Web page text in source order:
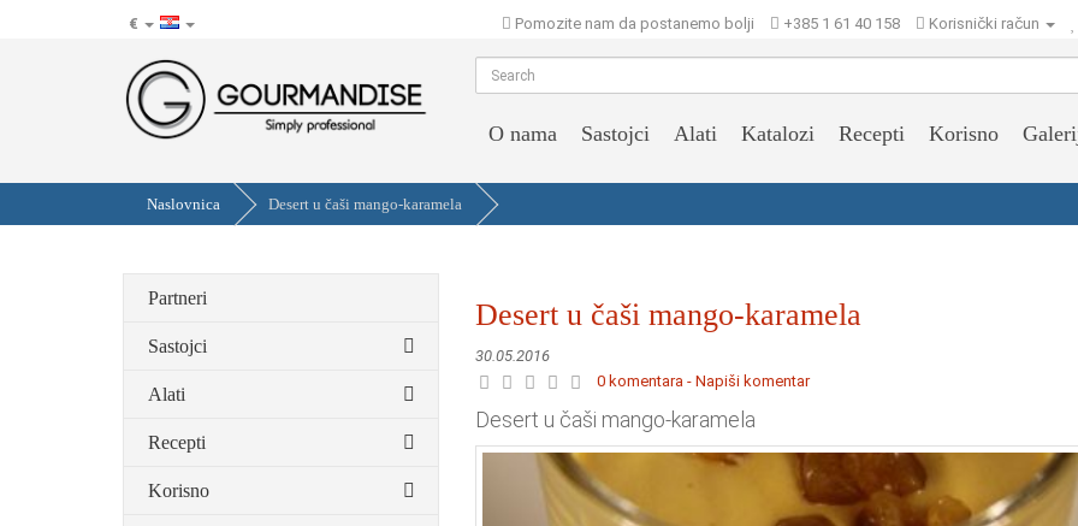
€ hr Pomozite nam da postanemo bolji +385 1 61 40 158 Korisnički račun
O nama Sastojci Alati Katalozi Recepti Korisno
Naslovnica Desert u čaši mango-karamela
Partneri
Sastojci
Alati
Recepti
Korisno
Desert u čaši mango-karamela
30.05.2016
0 komentara - Napiši komentar
Desert u čaši mango-karamela